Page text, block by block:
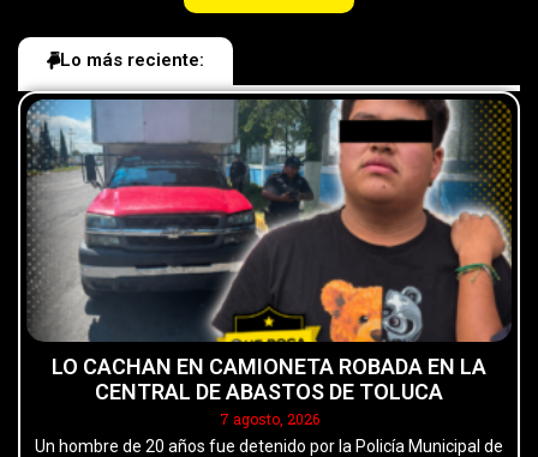
Lo más reciente:
LO CACHAN EN CAMIONETA ROBADA EN LA
CENTRAL DE ABASTOS DE TOLUCA
7 agosto, 2026
Un hombre de 20 años fue detenido por la Policía Municipal de